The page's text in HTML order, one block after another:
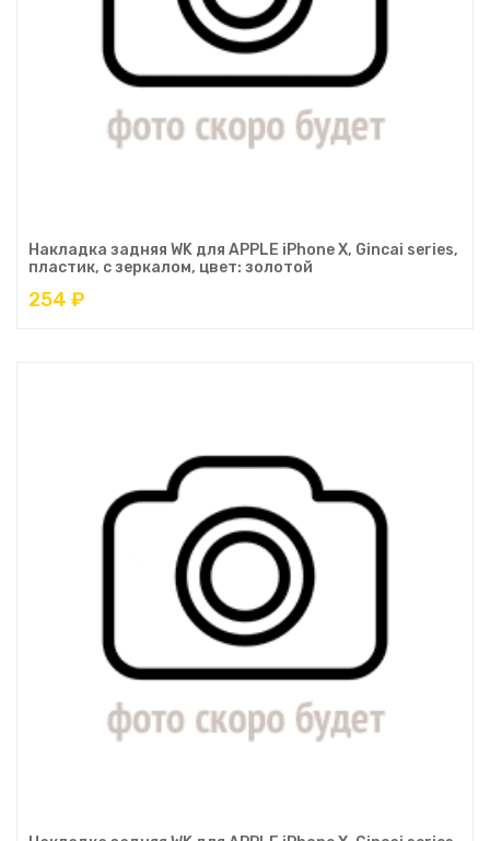
Накладка задняя WK для APPLE iPhone X, Gincai series,
пластик, с зеркалом, цвет: золотой
254 ₽